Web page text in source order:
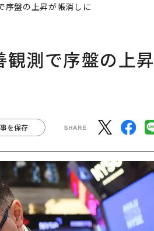
序盤の上昇が帳消しに
測で序盤の上昇
を保存